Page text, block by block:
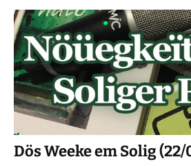
Dös Weeke em Solig (22/